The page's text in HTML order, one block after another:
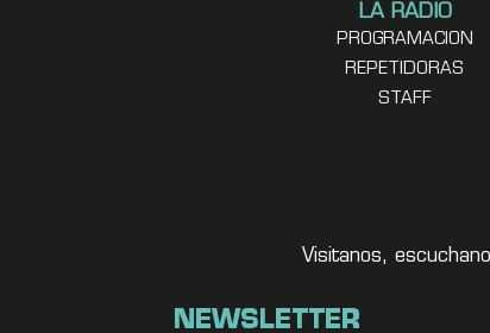
LA RADIO
PROGRAMACION
REPETIDORAS
STAFF
Visitanos,
NEWSLETTER